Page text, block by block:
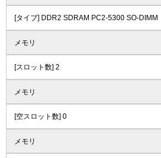
[タイプ] DDR2 SDRAM PC2-5300 SO-DIMM
メモリ
[スロット数] 2
メモリ
[空スロット数] 0
メモリ